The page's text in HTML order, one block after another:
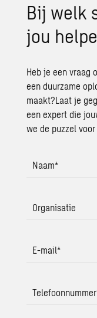
Bij welk
jou
Heb je een vraag
een duurzame
maakt?Laat je
een expert die
we de puzzel
Naam*
Organisatie
E-mail*
Telefoonnummer